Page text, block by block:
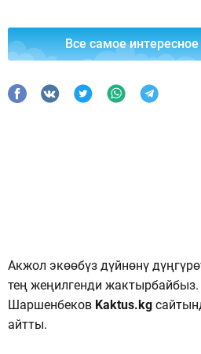
Все самое интересное
Акжол экөөбүз дүйнөнү
тең жеңилгенди
Шаршенбеков Kaktus.kg
айтты.